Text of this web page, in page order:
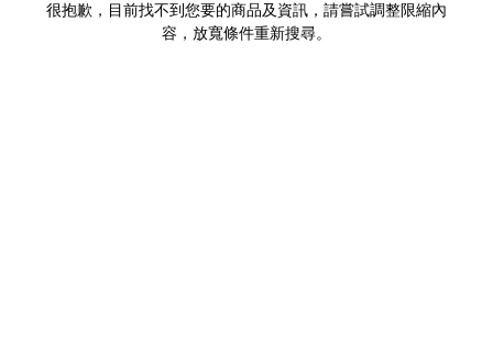
很抱歉，目前找不到您要的商品及資訊，請嘗試調整限縮內
容，放寬條件重新搜尋。